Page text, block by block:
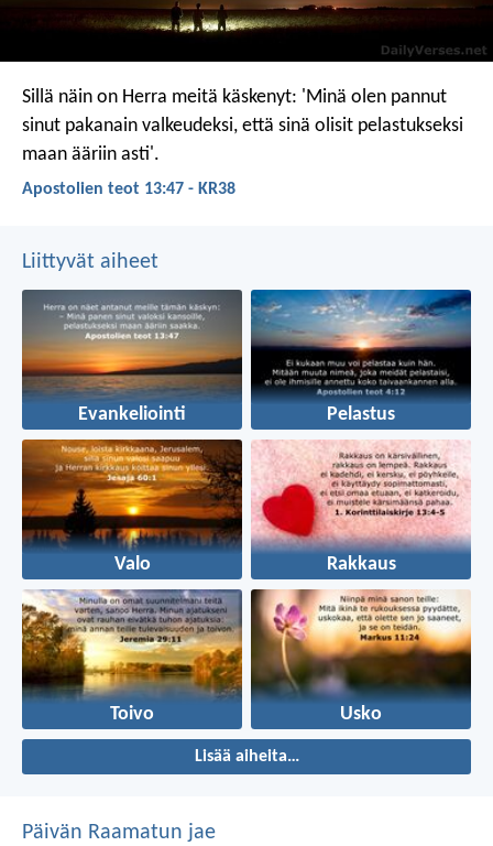
Sillä näin on Herra meitä käskenyt: 'Minä olen pannut
sinut pakanain valkeudeksi, että sinä olisit pelastukseksi
maan ääriin asti'.
Apostolien teot 13:47 - KR38
Liittyvät aiheet
Evankeliointi Pelastus
Valo Rakkaus
Toivo Usko
Lisää aiheita…
Päivän Raamatun jae